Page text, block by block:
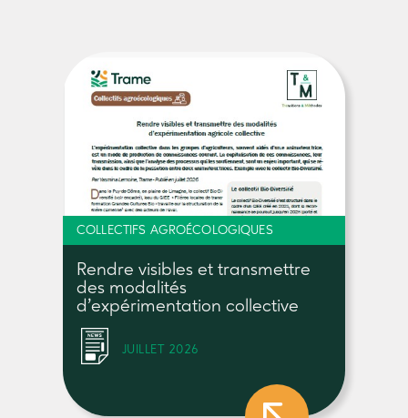
COLLECTIFS AGROÉCOLOGIQUES
Rendre visibles et transmettre
des modalités
d’expérimentation collective
JUILLET 2026